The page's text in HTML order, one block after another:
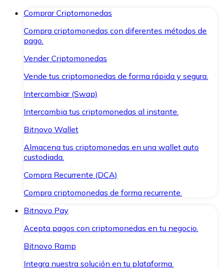
Comprar Criptomonedas
Compra criptomonedas con diferentes métodos de
pago.
Vender Criptomonedas
Vende tus criptomonedas de forma rápida y segura.
Intercambiar (Swap)
Intercambia tus criptomonedas al instante.
Bitnovo Wallet
Almacena tus criptomonedas en una wallet auto
custodiada.
Compra Recurrente (DCA)
Compra criptomonedas de forma recurrente.
Bitnovo Pay
Acepta pagos con criptomonedas en tu negocio.
Bitnovo Ramp
Integra nuestra solución en tu plataforma.